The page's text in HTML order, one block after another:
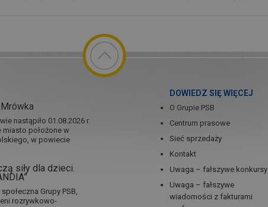
nastąpiło 01.08.2026 r.
położone w
w powiecie
siły dla dzieci.
Grupy PSB,
rozrywkowo-
DOWIEDZ SIĘ WIĘCEJ
O Grupie PSB
Centrum prasowe
Sieć sprzedaży
Kontakt
Uwaga – fałszywe konkursy
Uwaga – fałszywe
wiadomości z fakturami